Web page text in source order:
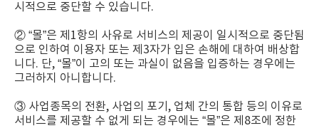
시적으로 중단할 수 있습니다.
② “몰”은 제1항의 사유로 서비스의 제공이 일시적으로 중단됨
으로 인하여 이용자 또는 제3자가 입은 손해에 대하여 배상합
니다. 단, “몰”이 고의 또는 과실이 없음을 입증하는 경우에는
그러하지 아니합니다.
③ 사업종목의 전환, 사업의 포기, 업체 간의 통합 등의 이유로
서비스를 제공할 수 없게 되는 경우에는 “몰”은 제8조에 정한